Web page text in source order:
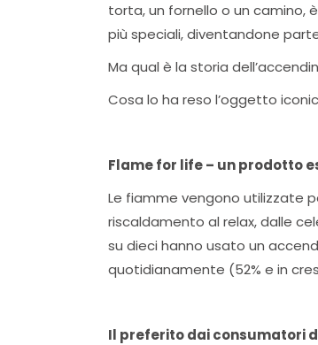
torta, un fornello o un camino,
più speciali, diventandone
Ma qual è la storia
Cosa lo ha reso l’oggetto
Flame for life – un prodotto
Le fiamme vengono utilizzate
riscaldamento al relax, dalle
su dieci hanno usato un
quotidianamente (52% e in
Il preferito dai consumatori